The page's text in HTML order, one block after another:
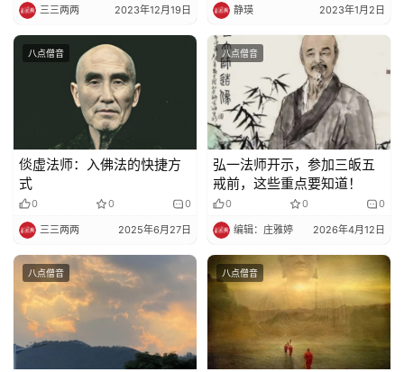
物
寺
视
频
录
佛
教
三三两两 2023年12月19日 静瑛 2023年1月2日
八点僧音
倓虚法师：入佛法的快捷方
式
0 0 0
三三两两 2025年6月27日
八点僧音
弘一法师开示，参加三皈五
戒前，这些重点要知道！
0 0 0
编辑：庄雅婷 2026年4月12日
八点僧音 八点僧音